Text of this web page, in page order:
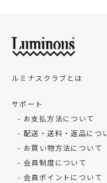
ルミナスクラブとは
サポート
お支払方法について
配送・送料・返品につ
お買い物方法について
会員制度について
会員ポイントについて